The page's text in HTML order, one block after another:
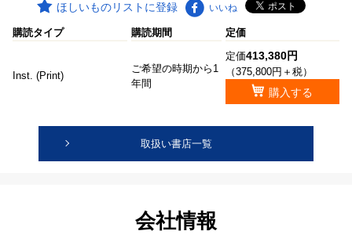
ほしいものリストに登録 いいね
購読タイプ 購読期間 定価
Inst. (Print)
ご希望の時期から1
年間
定価413,380円
（375,800円＋税）
購入する
取扱い書店一覧
会社情報